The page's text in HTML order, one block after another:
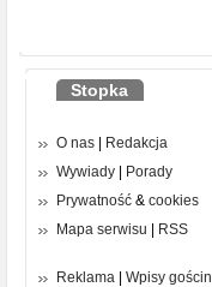
Stopka
O nas
Redakcja
Wywiady
Porady
Prywatność & cookies
Mapa serwisu
RSS
Reklama
Wpisy